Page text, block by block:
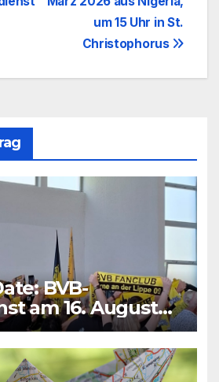
um 15 Uhr in St.
Christophorus
BVB-
am 16. August